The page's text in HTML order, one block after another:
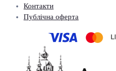
Контакти
Публічна оферта